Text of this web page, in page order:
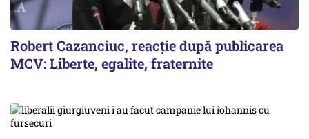
Robert Cazanciuc, reacţie după publicarea
MCV: Liberte, egalite, fraternite